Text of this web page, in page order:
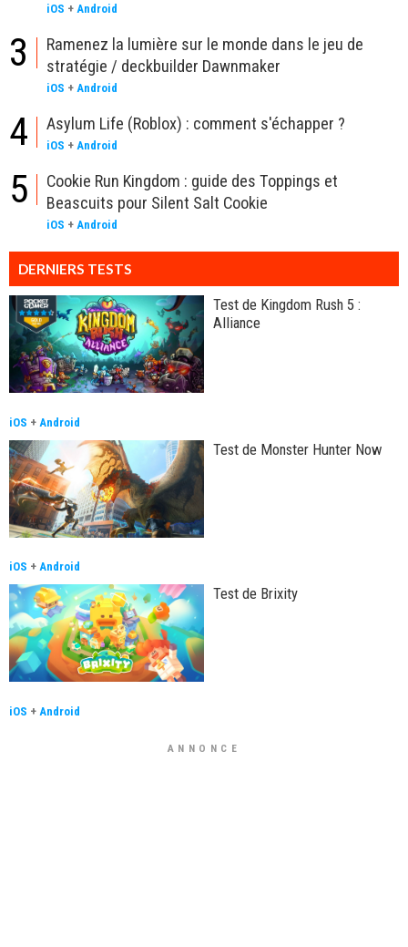
iOS + Android
3
Ramenez la lumière sur le monde dans le jeu de
stratégie / deckbuilder Dawnmaker
iOS + Android
4 Asylum Life (Roblox) : comment s'échapper ?
iOS + Android
5
Cookie Run Kingdom : guide des Toppings et
Beascuits pour Silent Salt Cookie
iOS + Android
DERNIERS TESTS
Test de Kingdom Rush 5 :
Alliance
iOS + Android
Test de Monster Hunter Now
iOS + Android
Test de Brixity
iOS + Android
ANNONCE